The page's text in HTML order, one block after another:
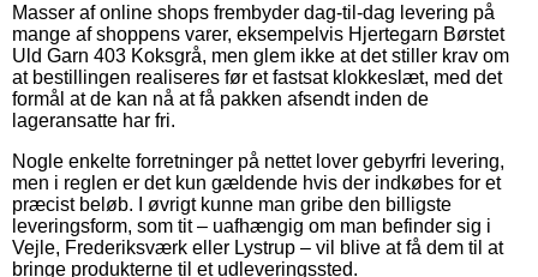
Masser af online shops frembyder dag-til-dag levering på
mange af shoppens varer, eksempelvis Hjertegarn Børstet
Uld Garn 403 Koksgrå, men glem ikke at det stiller krav om
at bestillingen realiseres før et fastsat klokkeslæt, med det
formål at de kan nå at få pakken afsendt inden de
lageransatte har fri.
Nogle enkelte forretninger på nettet lover gebyrfri levering,
men i reglen er det kun gældende hvis der indkøbes for et
præcist beløb. I øvrigt kunne man gribe den billigste
leveringsform, som tit – uafhængig om man befinder sig i
Vejle, Frederiksværk eller Lystrup – vil blive at få dem til at
bringe produkterne til et udleveringssted.